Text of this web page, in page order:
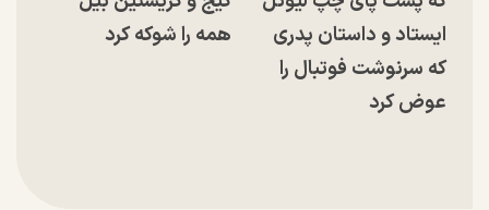
ایستاد و داستان پدری
که سرنوشت فوتبال را
عوض کرد
همه را شوکه کرد